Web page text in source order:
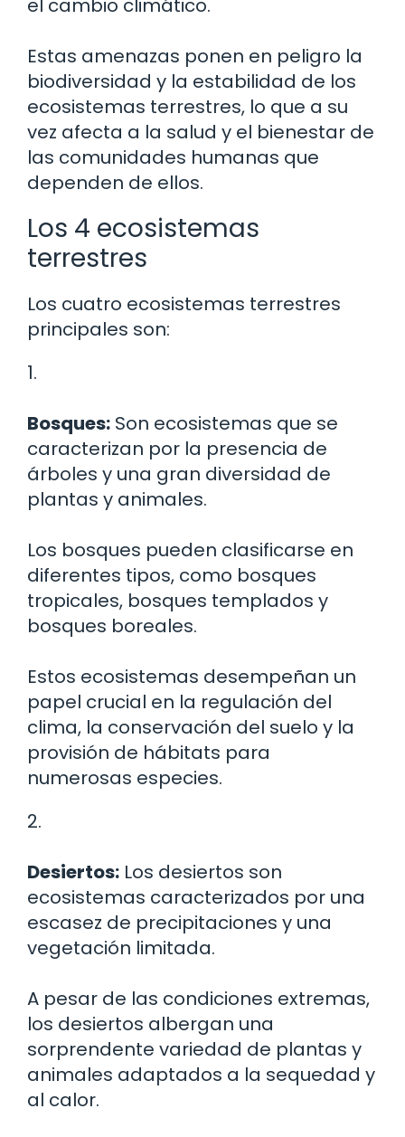
el cambio climático.
Estas amenazas ponen en peligro la
biodiversidad y la estabilidad de los
ecosistemas terrestres, lo que a su
vez afecta a la salud y el bienestar de
las comunidades humanas que
dependen de ellos.
Los 4 ecosistemas
terrestres
Los cuatro ecosistemas terrestres
principales son:
1.
Bosques: Son ecosistemas que se
caracterizan por la presencia de
árboles y una gran diversidad de
plantas y animales.
Los bosques pueden clasificarse en
diferentes tipos, como bosques
tropicales, bosques templados y
bosques boreales.
Estos ecosistemas desempeñan un
papel crucial en la regulación del
clima, la conservación del suelo y la
provisión de hábitats para
numerosas especies.
2.
Desiertos: Los desiertos son
ecosistemas caracterizados por una
escasez de precipitaciones y una
vegetación limitada.
A pesar de las condiciones extremas,
los desiertos albergan una
sorprendente variedad de plantas y
animales adaptados a la sequedad y
al calor.